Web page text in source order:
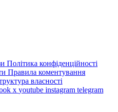
Політика конфіденційності
Правила коментування
власності
x youtube instagram telegram